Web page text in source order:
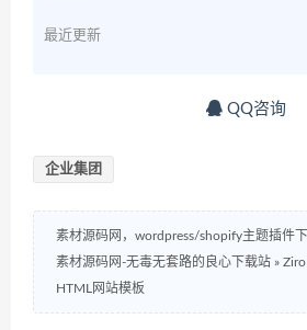
最近更新
QQ咨询
企业集团
素材源码网，wordpress/shopify主题插件
素材源码网-无毒无套路的良心下载站 »
HTML网站模板